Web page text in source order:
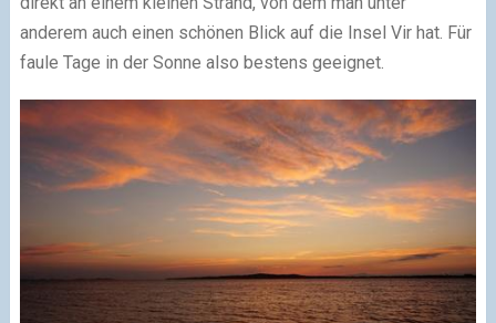
anderem auch einen schönen Blick auf die Insel Vir hat. Für
faule Tage in der Sonne also bestens geeignet.